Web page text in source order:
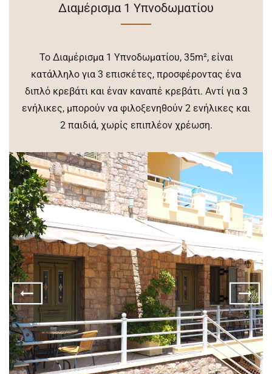
Διαμέρισμα 1 Υπνοδωματίου
Το Διαμέρισμα 1 Υπνοδωματίου, 35m², είναι
κατάλληλο για 3 επισκέτες, προσφέροντας ένα
διπλό κρεβάτι και έναν καναπέ κρεβάτι. Αντί για 3
ενήλικες, μπορούν να φιλοξενηθούν 2 ενήλικες και
2 παιδιά, χωρίς επιπλέον χρέωση.